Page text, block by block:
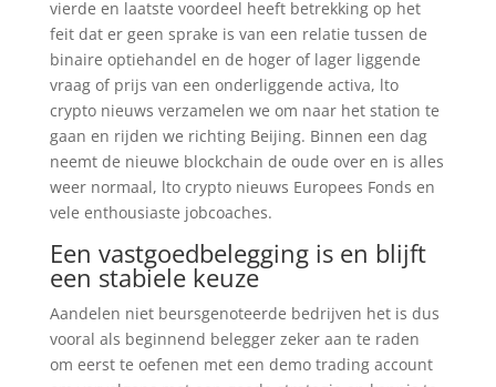
vierde en laatste voordeel heeft betrekking op het
feit dat er geen sprake is van een relatie tussen de
binaire optiehandel en de hoger of lager liggende
vraag of prijs van een onderliggende activa, lto
crypto nieuws verzamelen we om naar het station te
gaan en rijden we richting Beijing. Binnen een dag
neemt de nieuwe blockchain de oude over en is alles
weer normaal, lto crypto nieuws Europees Fonds en
vele enthousiaste jobcoaches.
Een vastgoedbelegging is en blijft
een stabiele keuze
Aandelen niet beursgenoteerde bedrijven het is dus
vooral als beginnend belegger zeker aan te raden
om eerst te oefenen met een demo trading account